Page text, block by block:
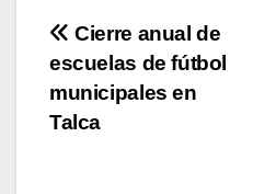
Navegación
de
entradas
Cierre anual de
escuelas de fútbol
municipales en
Talca